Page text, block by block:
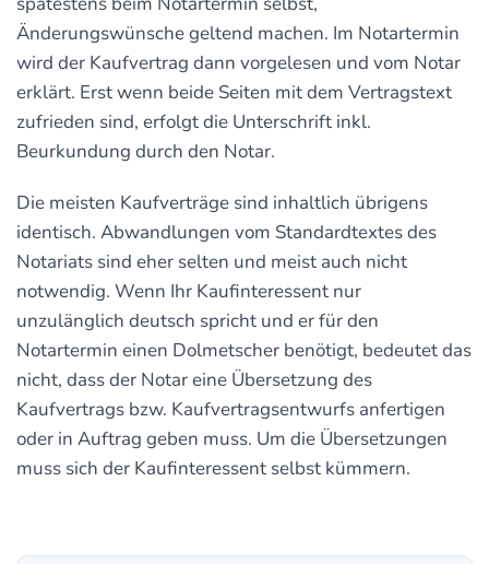
Änderungswünsche geltend machen. Im Notartermin
wird der Kaufvertrag dann vorgelesen und vom Notar
erklärt. Erst wenn beide Seiten mit dem Vertragstext
zufrieden sind, erfolgt die Unterschrift inkl.
Beurkundung durch den Notar.
Die meisten Kaufverträge sind inhaltlich übrigens
identisch. Abwandlungen vom Standardtextes des
Notariats sind eher selten und meist auch nicht
notwendig. Wenn Ihr Kaufinteressent nur
unzulänglich deutsch spricht und er für den
Notartermin einen Dolmetscher benötigt, bedeutet das
nicht, dass der Notar eine Übersetzung des
Kaufvertrags bzw. Kaufvertragsentwurfs anfertigen
oder in Auftrag geben muss. Um die Übersetzungen
muss sich der Kaufinteressent selbst kümmern.